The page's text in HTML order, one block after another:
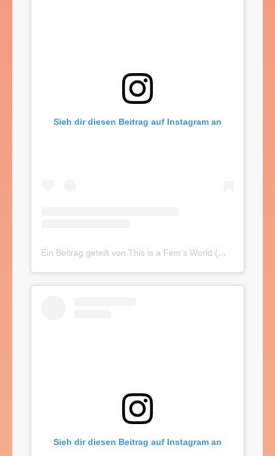
Sieh dir diesen Beitrag auf Instagram an
Ein Beitrag geteilt von This is a Fem‘s World (@thisisafemsworld)
Sieh dir diesen Beitrag auf Instagram an